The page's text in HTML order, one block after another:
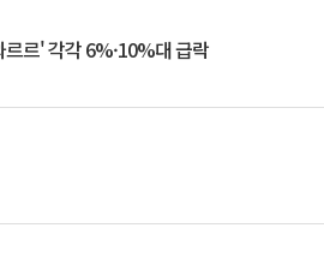
르' 각각 6%·10%대 급락